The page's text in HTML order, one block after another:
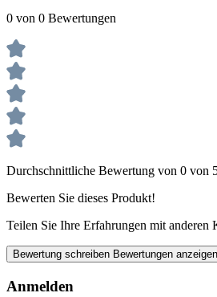
0 von 0 Bewertungen
Durchschnittliche Bewertung von 0 von
Bewerten Sie dieses Produkt!
Teilen Sie Ihre Erfahrungen mit anderen
Bewertung schreiben Bewertungen anzeigen
Anmelden